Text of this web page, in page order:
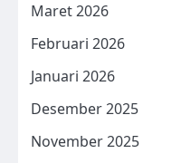
Maret 2026
Februari 2026
Januari 2026
Desember 2025
November 2025